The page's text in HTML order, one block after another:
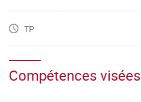
TP
Compétences visées